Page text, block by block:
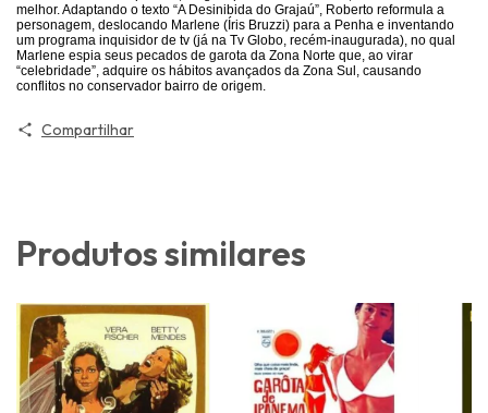
melhor. Adaptando o texto “A Desinibida do Grajaú”, Roberto reformula a
personagem, deslocando Marlene (Íris Bruzzi) para a Penha e inventando
um programa inquisidor de tv (já na Tv Globo, recém-inaugurada), no qual
Marlene espia seus pecados de garota da Zona Norte que, ao virar
“celebridade”, adquire os hábitos avançados da Zona Sul, causando
conflitos no conservador bairro de origem.
Compartilhar
Produtos similares